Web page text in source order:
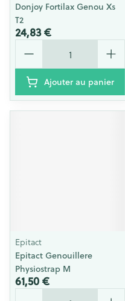
Donjoy Fortilax Genou Xs
T2
24,83 €
Quantité
Ajouter au panier
Epitact
Epitact Genouillere
Physiostrap M
61,50 €
Quantité